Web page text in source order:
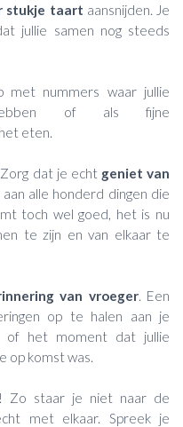
stukje taart aansnijden. Je
jullie samen nog steeds
met nummers waar jullie
of als fijne
eten.
dat je echt geniet van
alle honderd dingen die
toch wel goed, het is nu
te zijn en van elkaar te
van vroeger. Een
op te halen aan je
of het moment dat jullie
op komst was.
! Zo staar je niet naar de
met elkaar. Spreek je